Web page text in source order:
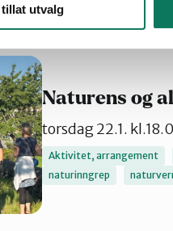
tillat utvalgAktivitet, arrangement
Naturens og
torsdag 22.1.
Aktivitet, arrangement
naturinngrep